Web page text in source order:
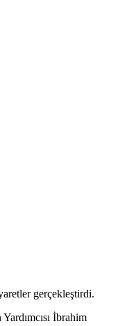
gerçekleştirdi.
İbrahim